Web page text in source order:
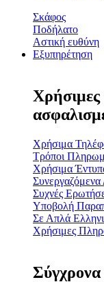
Σκάφος
Ποδήλατο
Αστική ευθύνη
Εξυπηρέτηση
Χρήσιμες
Χρήσιμα
Τρόποι
Χρήσιμα
Συνεργαζόμενα
Συχνές
Υποβολή
Σε Απλά
Χρήσιμες
Σύγχρονα